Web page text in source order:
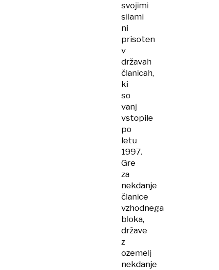
svojimi
silami
ni
prisoten
v
državah
članicah,
ki
so
vanj
vstopile
po
letu
1997.
Gre
za
nekdanje
članice
vzhodnega
bloka,
države
z
ozemelj
nekdanje